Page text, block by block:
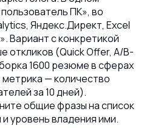
ПК», во
Яндекс.Директ, Excel
Вариант с конкретикой
откликов (Quick Offer, A/B-
1600 резюме в сферах
— количество
за 10 дней).
общие фразы на список
уровень владения ими.